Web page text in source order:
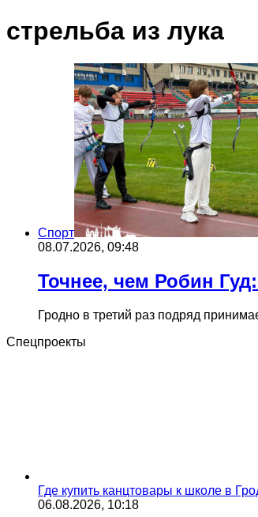
стрельба из лука
Cпорт
08.07.2026, 09:48
Точнее, чем Робин
Гродно в третий раз подряд
Спецпроекты
Где купить канцтовары к школе в
06.08.2026, 10:18